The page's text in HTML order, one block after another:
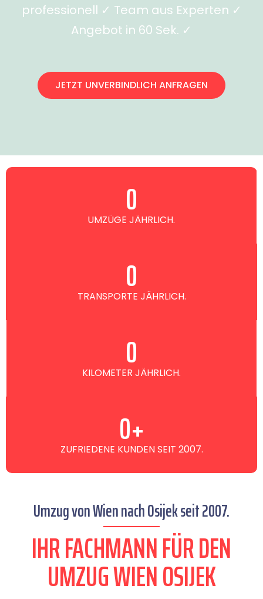
professionell ✓ Team aus Experten ✓
Angebot in 60 Sek. ✓
JETZT UNVERBINDLICH ANFRAGEN
UMZÜGE JÄHRLICH.
0
TRANSPORTE JÄHRLICH.
0
KILOMETER JÄHRLICH.
0
ZUFRIEDENE KUNDEN SEIT 2007.
0+
Umzug von Wien nach Osijek seit 2007.
IHR FACHMANN FÜR DEN
UMZUG WIEN OSIJEK